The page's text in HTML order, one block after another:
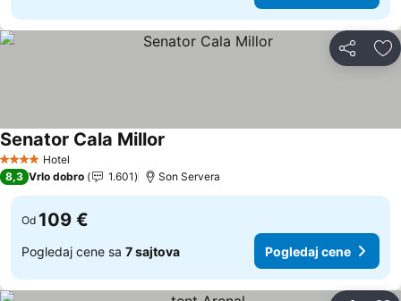
Deli
4 ZvezdiceHotel
Senator Cala Millor
8,3 Vrlo dobro 1.601 Son Servera
Od 109 €
Pogledaj cene sa 7 sajtova Pogledaj cene